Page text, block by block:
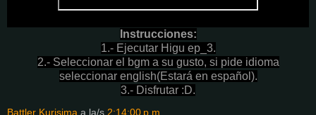
Instrucciones:
1.- Ejecutar Higu ep_3.
2.- Seleccionar el bgm a su gusto, si pide idioma
seleccionar english(Estará en español).
3.- Disfrutar :D.
Battler Kurisima a la/s 2:14:00 p.m.